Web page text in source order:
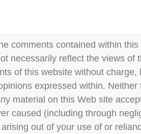
comments contained within
necessarily reflect the views of
of this website without
expressed within.
material on this Web site
caused (including through
out of your use of or